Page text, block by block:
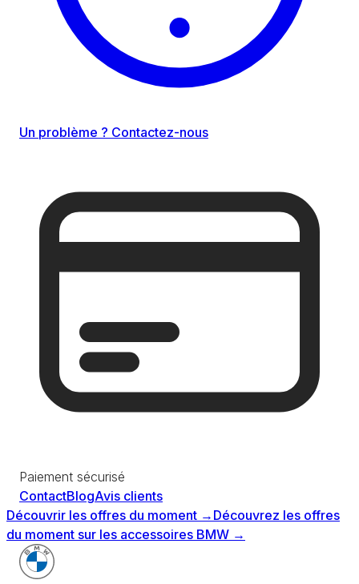
Un problème ? Contactez-nous
Paiement sécurisé
ContactBlogAvis clients
Découvrir les offres du moment → Découvrez les offres
du moment sur les accessoires BMW →